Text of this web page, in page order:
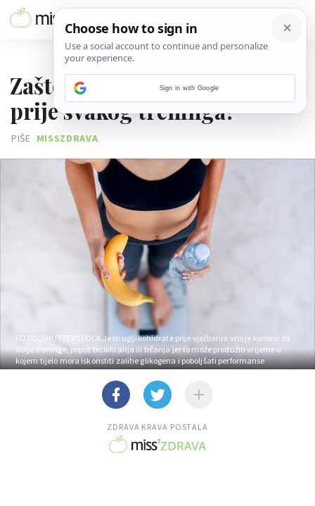
Zašto je dobro pojesti bananu
prije svakog treninga?
PIŠE MISSZDRAVA
FOTO: SHUTTERSTOCK Jesti ugljikohidrate prije vježbanja vrlo je korisno za
dulje treninge, poput bicikliranja ili trčanja jer to može produžiti vrijeme u
kojem tijelo mora iskoristiti zalihe glikogena i poboljšati performanse
ZDRAVA KRAVA POSTALA
Sign in with Google